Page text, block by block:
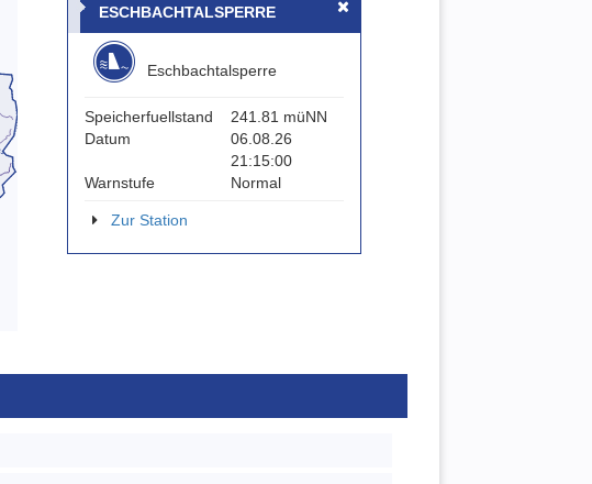
ESCHBACHTALSPERRE
Eschbachtalsperre
Speicherfuellstand
241.81 müNN
Datum
06.08.26
21:15:00
Warnstufe
Normal
Zur Station